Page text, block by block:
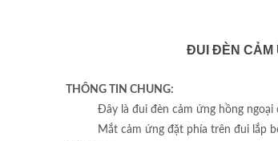
ĐUI ĐÈN CẢM
THÔNG TIN CHUNG:
Đây là đui đèn cảm ứng hồng
Mắt cảm ứng đặt phía trên đui lắp